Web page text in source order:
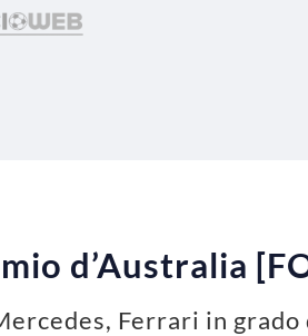
d’Australia
Ferrari in